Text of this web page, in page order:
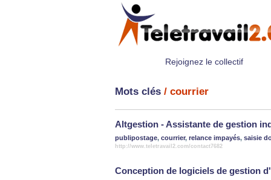
Rejoignez le collectif
Mots clés / courrier
Altgestion - Assistante de gestion
publipostage, courrier, relance impayés, saisie
http://www.teletravail2.com/contact7682
Conception de logiciels de gestion